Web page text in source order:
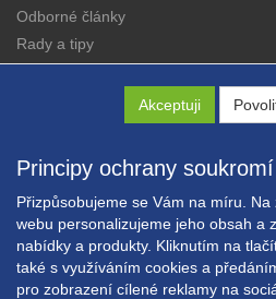
Akceptuji
Principy ochrany soukromí
Přizpůsobujeme se Vám na míru.
webu personalizujeme jeho obsah a
nabídky a produkty. Kliknutím na
také s využíváním cookies a
pro zobrazení cílené reklamy na
Odborné články
Rady a tipy
Copyright ©